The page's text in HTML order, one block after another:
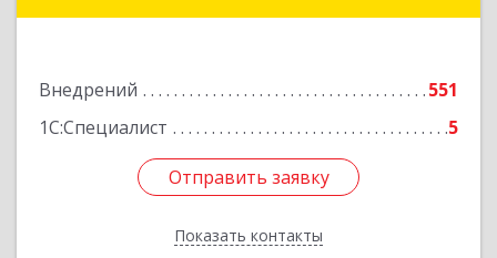
Внедрений
551
1С:Специалист
5
Отправить заявку
Показать контакты
Подробнее
Отправить заявку
Назад